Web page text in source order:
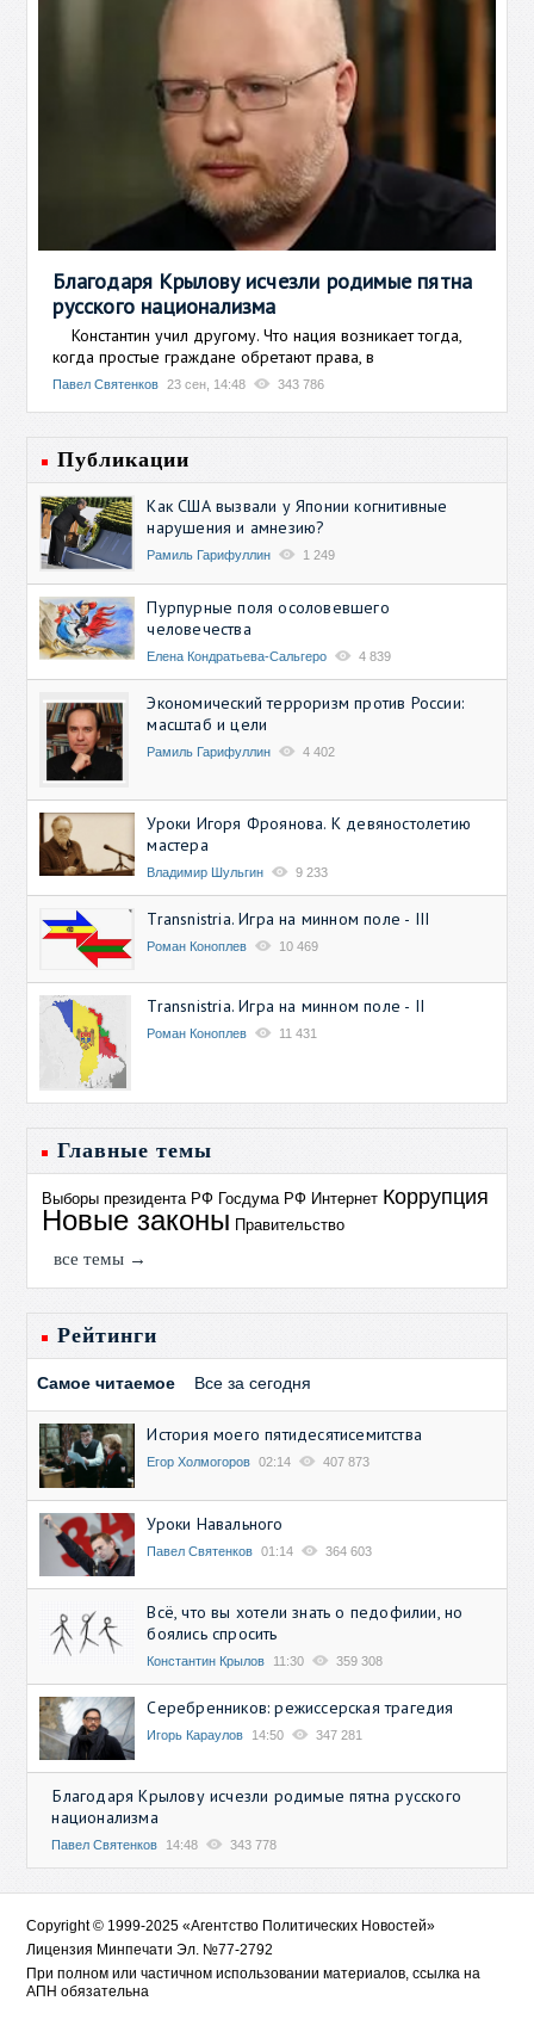
Благодаря Крылову исчезли родимые пятна
русского национализма
Константин учил другому. Что нация возникает тогда,
когда простые граждане обретают права, в
Павел Святенков 23 сен, 14:48 343 786
Публикации
Как США вызвали у Японии когнитивные
нарушения и амнезию?
Рамиль Гарифуллин 1 249
Пурпурные поля осоловевшего
человечества
Елена Кондратьева-Сальгеро 4 839
Экономический терроризм против России:
масштаб и цели
Рамиль Гарифуллин 4 402
Уроки Игоря Фроянова. К девяностолетию
мастера
Владимир Шульгин 9 233
Transnistria. Игра на минном поле - III
Роман Коноплев 10 469
Transnistria. Игра на минном поле - II
Роман Коноплев 11 431
Главные темы
Выборы президента РФ Госдума РФ Интернет Коррупция
Новые законы Правительство
все темы →
Рейтинги
Самое читаемое Все за сегодня
История моего пятидесятисемитства
Егор Холмогоров 02:14 407 873
Уроки Навального
Павел Святенков 01:14 364 603
Всё, что вы хотели знать о педофилии, но
боялись спросить
Константин Крылов 11:30 359 308
Серебренников: режиссерская трагедия
Игорь Караулов 14:50 347 281
Благодаря Крылову исчезли родимые пятна русского
национализма
Павел Святенков 14:48 343 778
Copyright © 1999-2025 «Агентство Политических Новостей»
Лицензия Минпечати Эл. №77-2792
При полном или частичном использовании материалов, ссылка на
АПН обязательна